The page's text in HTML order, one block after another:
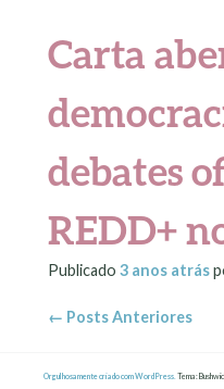
Carta
debates
REDD+
Publicado 3 anos atrás
← Posts Anteriores
Orgulhosamente criado com WordPress.Tema: